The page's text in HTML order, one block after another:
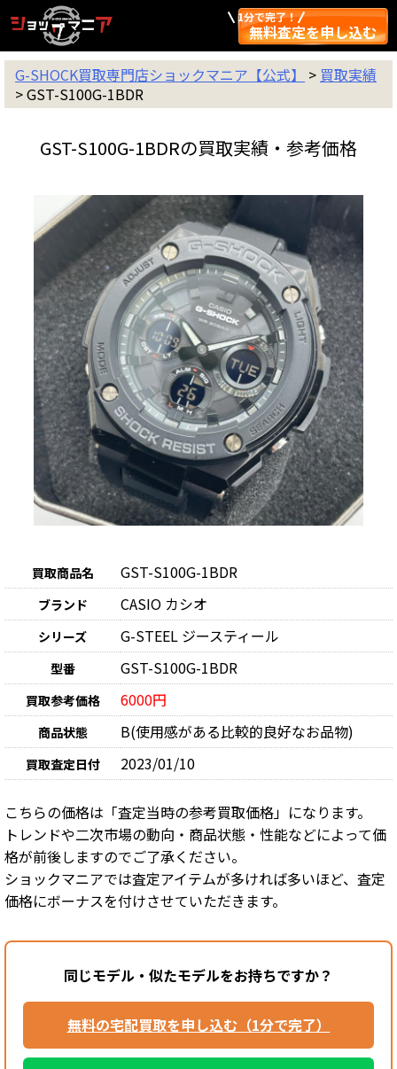
1分で完了！
無料査定を申し込む
G-SHOCK買取専門店ショックマニア【公式】 > 買取実績
>GST-S100G-1BDR
GST-S100G-1BDRの買取実績・参考価格
買取商品名 GST-S100G-1BDR
ブランド CASIO カシオ
シリーズ G-STEEL ジースティール
型番 GST-S100G-1BDR
買取参考価格 6000円
商品状態 B(使用感がある比較的良好なお品物)
買取査定日付 2023/01/10
こちらの価格は「査定当時の参考買取価格」になります。
トレンドや二次市場の動向・商品状態・性能などによって価
格が前後しますのでご了承ください。
ショックマニアでは査定アイテムが多ければ多いほど、査定
価格にボーナスを付けさせていただきます。
同じモデル・似たモデルをお持ちですか？
無料の宅配買取を申し込む（1分で完了）